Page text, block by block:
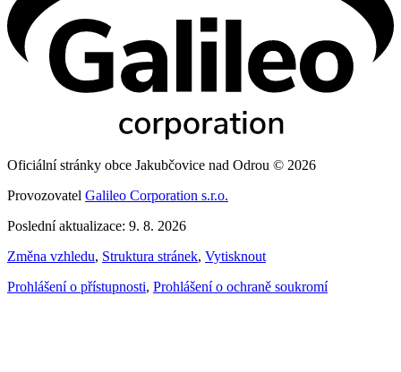
Oficiální stránky obce Jakubčovice nad Odrou © 2026
Provozovatel Galileo Corporation s.r.o.
Poslední aktualizace: 9. 8. 2026
Změna vzhledu, Struktura stránek, Vytisknout
Prohlášení o přístupnosti, Prohlášení o ochraně soukromí